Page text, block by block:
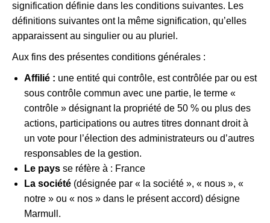
signification définie dans les conditions suivantes. Les
définitions suivantes ont la même signification, qu’elles
apparaissent au singulier ou au pluriel.
Aux fins des présentes conditions générales :
Affilié : une entité qui contrôle, est contrôlée par ou est
sous contrôle commun avec une partie, le terme «
contrôle » désignant la propriété de 50 % ou plus des
actions, participations ou autres titres donnant droit à
un vote pour l’élection des administrateurs ou d’autres
responsables de la gestion.
Le pays se réfère à : France
La société (désignée par « la société », « nous », «
notre » ou « nos » dans le présent accord) désigne
Marmull.